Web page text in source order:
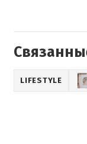
LIFESTYLE